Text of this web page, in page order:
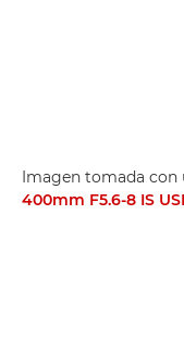
Imagen tomada con
400mm F5.6-8 IS